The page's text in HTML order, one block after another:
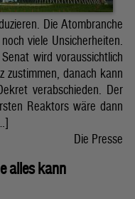
Die Atombranche
viele Unsicherheiten.
wird voraussichtlich
zustimmen, danach kann
verabschieden. Der
Reaktors wäre dann
Die Presse
alles kann